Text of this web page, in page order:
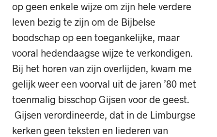
op geen enkele wijze om zijn hele verdere
leven bezig te zijn om de Bijbelse
boodschap op een toegankelijke, maar
vooral hedendaagse wijze te verkondigen.
Bij het horen van zijn overlijden, kwam me
gelijk weer een voorval uit de jaren ’80 met
toenmalig bisschop Gijsen voor de geest.
Gijsen verordineerde, dat in de Limburgse
kerken geen teksten en liederen van